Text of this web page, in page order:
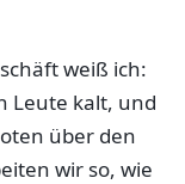
weiß ich:
Leute kalt, und
über den
wir so, wie